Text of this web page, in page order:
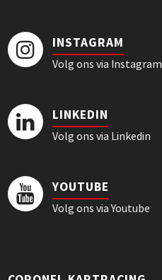
INSTAGRAM
Volg ons via Instagram
LINKEDIN
Volg ons via Linkedin
YOUTUBE
Volg ons via Youtube